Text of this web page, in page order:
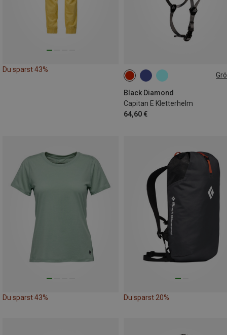
Du sparst 43%
Black Diamond
Capitan E Kletterhelm
64,60 €
M-L | 58-63CM S-M | 53-59CM
Du sparst 43% Du sparst 20%